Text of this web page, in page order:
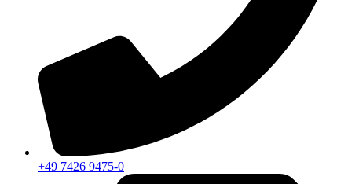
+49 7426 9475-0